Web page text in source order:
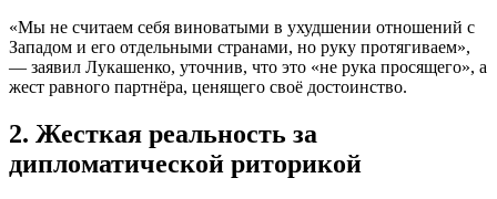
«Мы не считаем себя виноватыми в ухудшении отношений с
Западом и его отдельными странами, но руку протягиваем»,
— заявил Лукашенко, уточнив, что это «не рука просящего», а
жест равного партнёра, ценящего своё достоинство.
2. Жесткая реальность за
дипломатической риторикой